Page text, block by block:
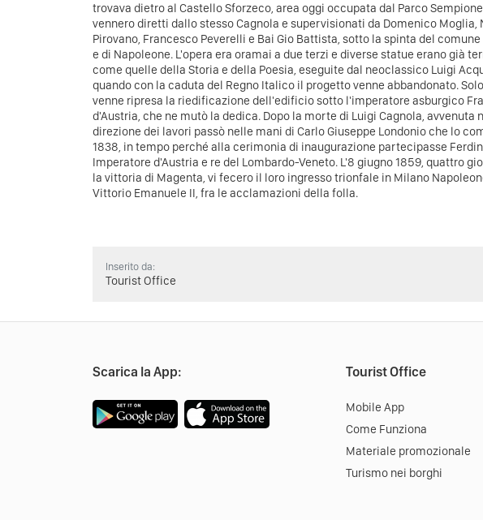
trovava dietro al Castello Sforzeco, area oggi occupata dal Parco
vennero diretti dallo stesso Cagnola e supervisionati da Domenico Moglia,
Pirovano, Francesco Peverelli e Bai Gio Battista, sotto la spinta del
e di Napoleone. L'opera era oramai a due terzi e diverse statue erano già
come quelle della Storia e della Poesia, eseguite dal neoclassico Luigi
quando con la caduta del Regno Italico il progetto venne abbandonato.
venne ripresa la riedificazione dell'edificio sotto l'imperatore asburgico
d'Austria, che ne mutò la dedica. Dopo la morte di Luigi Cagnola, avvenuta
direzione dei lavori passò nelle mani di Carlo Giuseppe Londonio che lo
1838, in tempo perché alla cerimonia di inaugurazione partecipasse
Imperatore d'Austria e re del Lombardo-Veneto. L'8 giugno 1859, quattro
la vittoria di Magenta, vi fecero il loro ingresso trionfale in Milano
Vittorio Emanuele II, fra le acclamazioni della folla.
Inserito da:
Tourist Office
Scarica la App: Tourist Office
Mobile App
Come Funziona
Materiale promozionale
Turismo nei borghi